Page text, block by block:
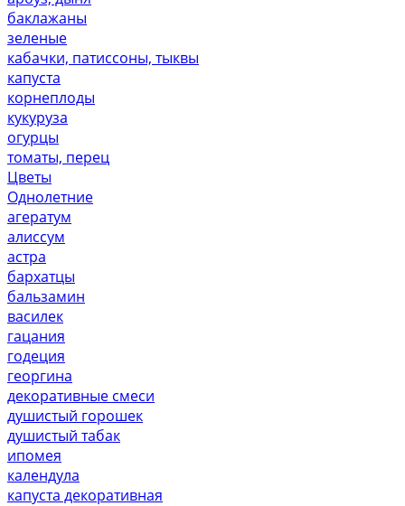
баклажаны
зеленые
кабачки, патиссоны, тыквы
капуста
корнеплоды
кукуруза
огурцы
томаты, перец
Цветы
Однолетние
агератум
алиссум
астра
бархатцы
бальзамин
василек
гацания
годеция
георгина
декоративные смеси
душистый горошек
душистый табак
ипомея
календула
капуста декоративная